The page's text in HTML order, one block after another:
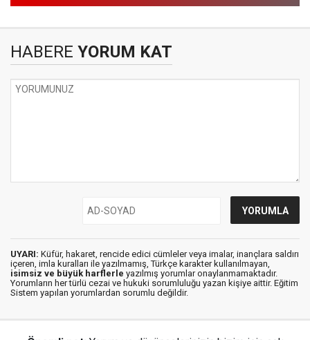
HABERE YORUM KAT
UYARI: Küfür, hakaret, rencide edici cümleler veya imalar, inançlara saldırı
içeren, imla kuralları ile yazılmamış, Türkçe karakter kullanılmayan,
isimsiz ve büyük harflerle yazılmış yorumlar onaylanmamaktadır.
Yorumların her türlü cezai ve hukuki sorumluluğu yazan kişiye aittir. Eğitim
Sistem yapılan yorumlardan sorumlu değildir.